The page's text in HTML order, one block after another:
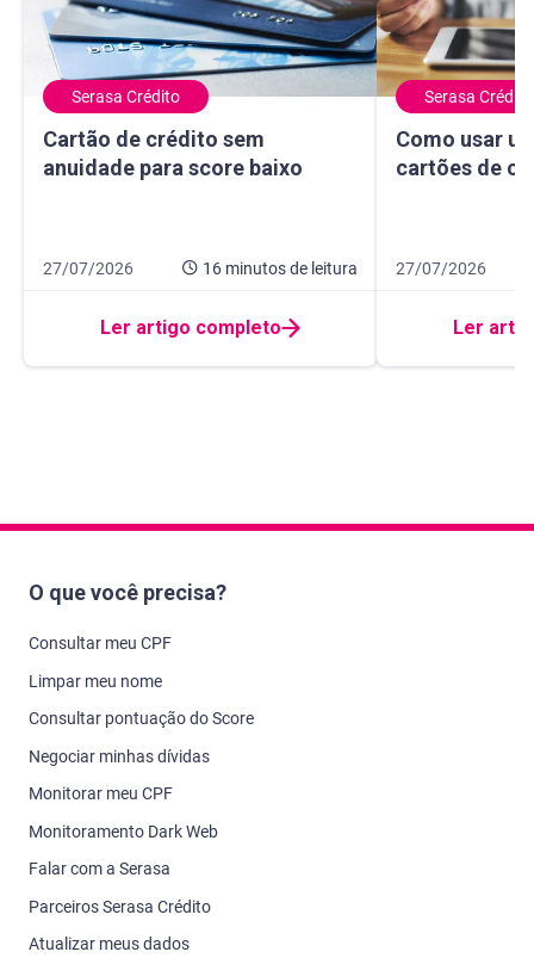
Serasa Crédito
Cartão de crédito sem
anuidade para score baixo
Cartão de crédito sem anuidade para score baixo
Data de publicação 27 de julho de 2026
27/07/2026 16 minutosde leitura
16 minutos de leitura
Ler artigo completo
Serasa Crédito
Como usar
cartões de
Como usar um
Data de
27/07/2026
10 minutos de
Ler
O que você precisa?
Consultar meu CPF
Limpar meu nome
Consultar pontuação do Score
Negociar minhas dívidas
Monitorar meu CPF
Monitoramento Dark Web
Falar com a Serasa
Parceiros Serasa Crédito
Atualizar meus dados